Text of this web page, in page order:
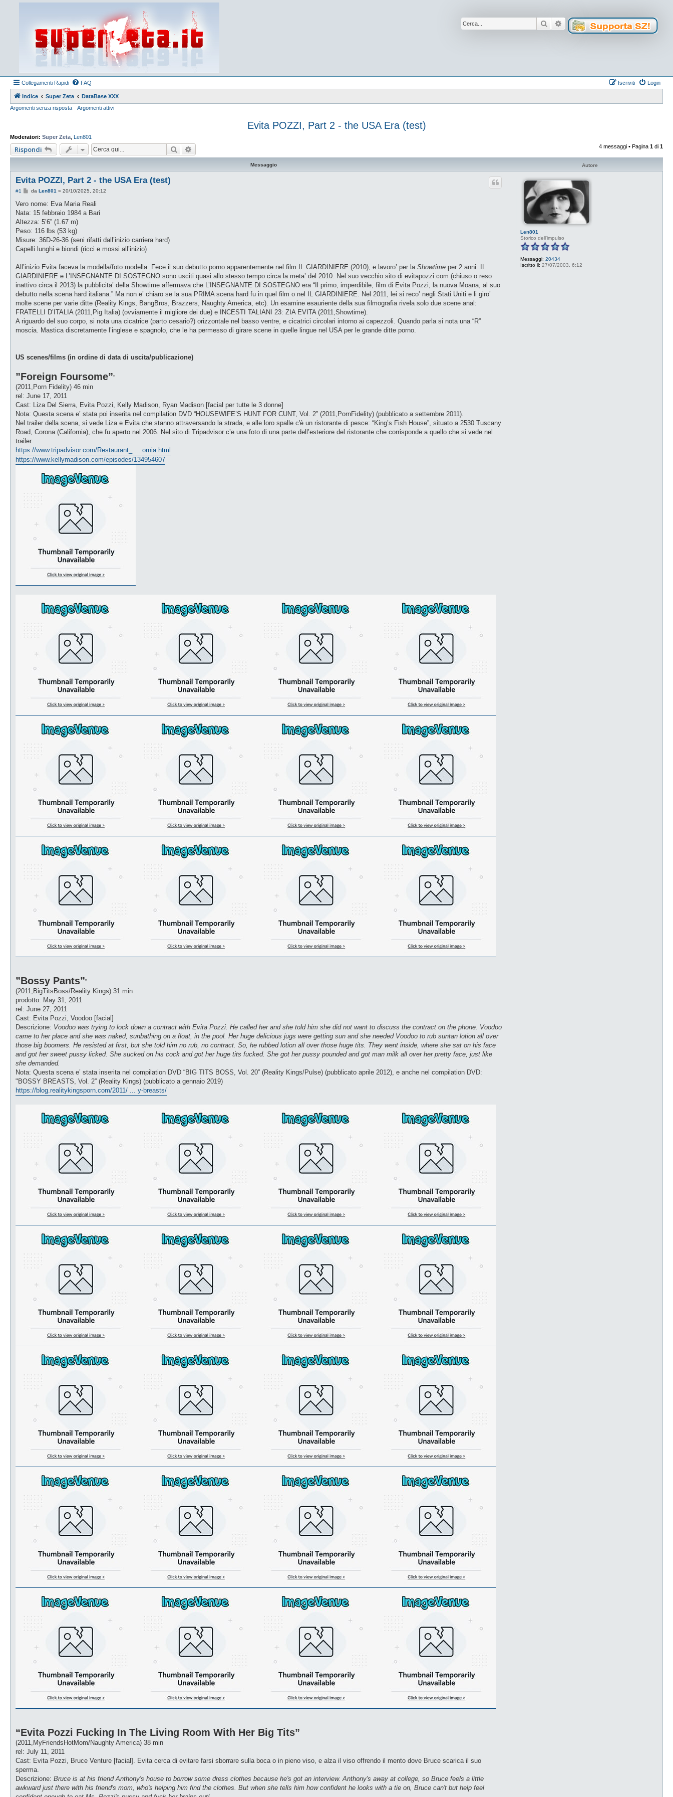
Cerca Ricerca avanzata
Collegamenti Rapidi FAQ Login
Iscriviti
Indice Super Zeta
DataBase XXX
Argomenti senza risposta
Argomenti attivi
Evita POZZI, Part 2 - the USA Era (test)
Moderatori: Super Zeta Len801
Rispondi Cerca 4 messaggi • Pagina 1 di 1
Messaggio Autore
Len801
Storico dell'impulso
Messaggi: 20434
Iscritto il: 27/07/2003, 6:12
Evita POZZI, Part 2 - the USA Era (test)
#1
M
s
a
g
i
o
da Len801 » 20/10/2025, 20:12
Vero nome: Eva Maria Reali
Nata: 15 febbraio 1984 a Bari
Altezza: 5’6” (1.67 m)
Peso: 116 lbs (53 kg)
Misure: 36D-26-36 (seni rifatti dall’inizio carriera hard)
Capelli lunghi e biondi (ricci e mossi all’inizio)
All’inizio Evita faceva la modella/foto modella. Fece il suo debutto porno apparentemente nel film IL GIARDINIERE (2010), e lavoro’ per la Showtime per 2 anni. IL
GIARDINIERE e L’INSEGNANTE DI SOSTEGNO sono usciti quasi allo stesso tempo circa la meta’ del 2010. Nel suo vecchio sito di evitapozzi.com (chiuso o reso
inattivo circa il 2013) la pubblicita’ della Showtime affermava che L’INSEGNANTE DI SOSTEGNO era “Il primo, imperdibile, film di Evita Pozzi, la nuova Moana, al suo
debutto nella scena hard italiana.” Ma non e’ chiaro se la sua PRIMA scena hard fu in quel film o nel IL GIARDINIERE. Nel 2011, lei si reco’ negli Stati Uniti e li giro’
molte scene per varie ditte (Reality Kings, BangBros, Brazzers, Naughty America, etc). Un esamine esauriente della sua filmografia rivela solo due scene anal:
FRATELLI D’ITALIA (2011,Pig Italia) (ovviamente il migliore dei due) e INCESTI TALIANI 23: ZIA EVITA (2011,Showtime).
A riguardo del suo corpo, si nota una cicatrice (parto cesario?) orizzontale nel basso ventre, e cicatrici circolari intorno ai capezzoli. Quando parla si nota una “R”
moscia. Mastica discretamente l’inglese e spagnolo, che le ha permesso di girare scene in quelle lingue nel USA per le grande ditte porno.
US scenes/films (in ordine di data di uscita/publicazione)
”Foreign Foursome””
(2011,Porn Fidelity) 46 min
rel: June 17, 2011
Cast: Liza Del Sierra, Evita Pozzi, Kelly Madison, Ryan Madison [facial per tutte le 3 donne]
Nota: Questa scena e’ stata poi inserita nel compilation DVD “HOUSEWIFE’S HUNT FOR CUNT, Vol. 2” (2011,PornFidelity) (pubblicato a settembre 2011).
Nel trailer della scena, si vede Liza e Evita che stanno attraversando la strada, e alle loro spalle c'è un ristorante di pesce: “King’s Fish House”, situato a 2530 Tuscany
Road, Corona (California), che fu aperto nel 2006. Nel sito di Tripadvisor c’e una foto di una parte dell’esteriore del ristorante che corrisponde a quello che si vede nel
trailer.
https://www.tripadvisor.com/Restaurant_ ... ornia.html
https://www.kellymadison.com/episodes/134954607
”Bossy Pants””
(2011,BigTitsBoss/Reality Kings) 31 min
prodotto: May 31, 2011
rel: June 27, 2011
Cast: Evita Pozzi, Voodoo [facial]
Descrizione: Voodoo was trying to lock down a contract with Evita Pozzi. He called her and she told him she did not want to discuss the contract on the phone. Voodoo
came to her place and she was naked, sunbathing on a float, in the pool. Her huge delicious jugs were getting sun and she needed Voodoo to rub suntan lotion all over
those big boomers. He resisted at first, but she told him no rub, no contract. So, he rubbed lotion all over those huge tits. They went inside, where she sat on his face
and got her sweet pussy licked. She sucked on his cock and got her huge tits fucked. She got her pussy pounded and got man milk all over her pretty face, just like
she demanded.
Nota: Questa scena e’ stata inserita nel compilation DVD “BIG TITS BOSS, Vol. 20” (Reality Kings/Pulse) (pubblicato aprile 2012), e anche nel compilation DVD:
"BOSSY BREASTS, Vol. 2” (Reality Kings) (pubblicato a gennaio 2019)
https://blog.realitykingsporn.com/2011/ ... y-breasts/
“Evita Pozzi Fucking In The Living Room With Her Big Tits”
(2011,MyFriendsHotMom/Naughty America) 38 min
rel: July 11, 2011
Cast: Evita Pozzi, Bruce Venture [facial]. Evita cerca di evitare farsi sborrare sulla boca o in pieno viso, e alza il viso offrendo il mento dove Bruce scarica il suo
sperma.
Descrizione: Bruce is at his friend Anthony's house to borrow some dress clothes because he's got an interview. Anthony's away at college, so Bruce feels a little
awkward just there with his friend's mom, who's helping him find the clothes. But when she tells him how confident he looks with a tie on, Bruce can't but help feel